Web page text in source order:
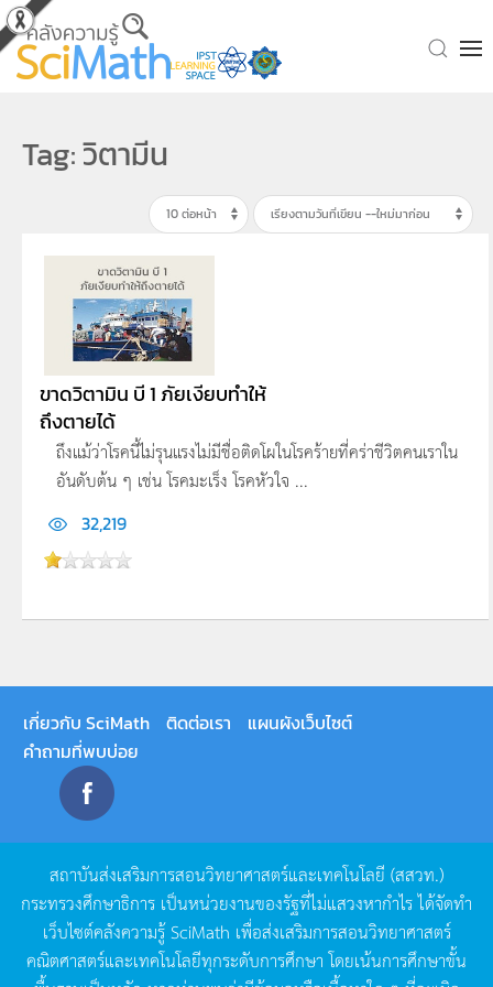
Skip to main content
Tag: วิตามีน
ขาดวิตามิน บี 1 ภัยเงียบทำให้
ถึงตายได้
ถึงแม้ว่าโรคนี้ไม่รุนแรงไม่มีชื่อติดโผในโรคร้ายที่คร่าชีวิตคนเราใน
อันดับต้น ๆ เช่น โรคมะเร็ง โรคหัวใจ ...
32,219
เกี่ยวกับ SciMath ติดต่อเรา
แผนผังเว็บไซต์
คำถามที่พบบ่อย
สถาบันส่งเสริมการสอนวิทยาศาสตร์และเทคโนโลยี (สสวท.)
กระทรวงศึกษาธิการ เป็นหน่วยงานของรัฐที่ไม่แสวงหากำไรได้จัดทำ
เว็บไซต์คลังความรู้SciMath เพื่อส่งเสริมการสอนวิทยาศาสตร์
คณิตศาสตร์และเทคโนโลยีทุกระดับการศึกษา โดยเน้นการศึกษาขั้น